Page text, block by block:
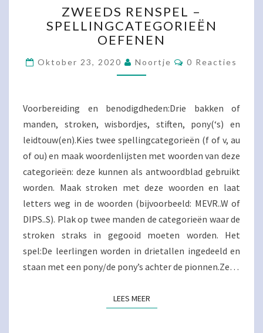
RENSPEL
–
SPELLINGCATEGORIEËN
ZWEEDS RENSPEL –
SPELLINGCATEGORIEËN
OEFENEN
Oktober 23, 2020 Noortje Reacties
0 Reacties
Voorbereiding en benodigdheden:Drie bakken of
manden, stroken, wisbordjes, stiften, pony(‘s) en
leidtouw(en).Kies twee spellingcategorieën (f of v, au
of ou) en maak woordenlijsten met woorden van deze
categorieën: deze kunnen als antwoordblad gebruikt
worden. Maak stroken met deze woorden en laat
letters weg in de woorden (bijvoorbeeld: MEVR..W of
DIPS..S). Plak op twee manden de categorieën waar de
stroken straks in gegooid moeten worden. Het
spel:De leerlingen worden in drietallen ingedeeld en
staan met een pony/de pony’s achter de pionnen.Ze…
LEES MEERLEES MEER